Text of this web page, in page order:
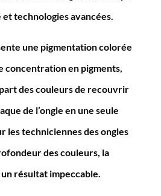
technologies avancées.
une pigmentation colorée
concentration en pigments,
des couleurs de recouvrir
de l’ongle en une seule
les techniciennes des ongles
des couleurs, la
résultat impeccable.